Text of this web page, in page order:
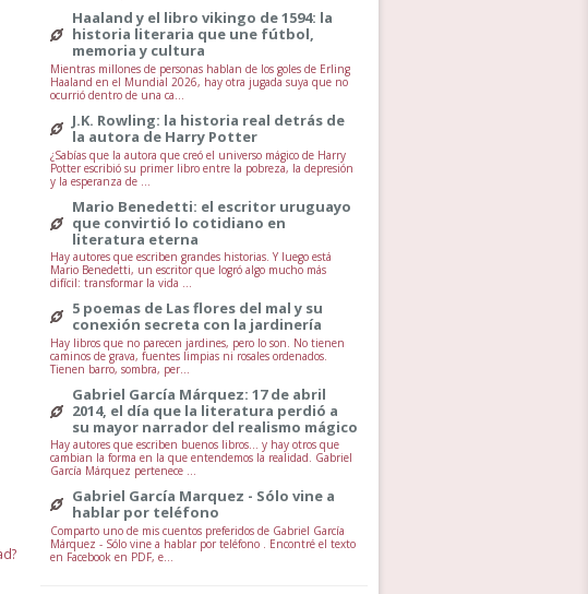
Haaland y el libro vikingo de 1594: la
historia literaria que une fútbol,
memoria y cultura
Mientras millones de personas hablan de los goles de Erling
Haaland en el Mundial 2026, hay otra jugada suya que no
ocurrió dentro de una ca...
J.K. Rowling: la historia real detrás de
la autora de Harry Potter
¿Sabías que la autora que creó el universo mágico de Harry
Potter escribió su primer libro entre la pobreza, la depresión
y la esperanza de ...
Mario Benedetti: el escritor uruguayo
que convirtió lo cotidiano en
literatura eterna
Hay autores que escriben grandes historias. Y luego está
Mario Benedetti, un escritor que logró algo mucho más
difícil: transformar la vida ...
5 poemas de Las flores del mal y su
conexión secreta con la jardinería
Hay libros que no parecen jardines, pero lo son. No tienen
caminos de grava, fuentes limpias ni rosales ordenados.
Tienen barro, sombra, per...
Gabriel García Márquez: 17 de abril
2014, el día que la literatura perdió a
su mayor narrador del realismo mágico
Hay autores que escriben buenos libros… y hay otros que
cambian la forma en la que entendemos la realidad. Gabriel
García Márquez pertenece ...
Gabriel García Marquez - Sólo vine a
hablar por teléfono
Comparto uno de mis cuentos preferidos de Gabriel García
Márquez - Sólo vine a hablar por teléfono . Encontré el texto
en Facebook en PDF, e...